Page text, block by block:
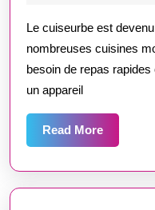
Le cuiseurbe est
nombreuses cuisines
besoin de repas
un appareil
Read MoreRead
More